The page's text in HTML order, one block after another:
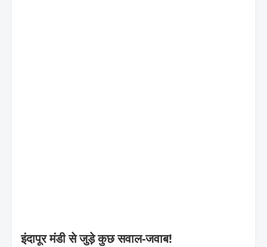
इंदापूर मंडी से जुड़े कुछ सवाल-जवाब!